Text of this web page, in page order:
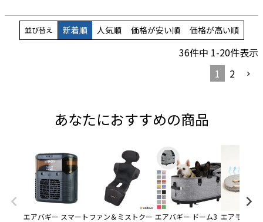
並び替え 新着順 人気順 価格が安い順 価格が高い順
36件中 1-20件表示
1
2
あなたにおすすめの商品
エアバギー スマート ファン＆ミストクー エアバギー ドーム3 エアモン ペ